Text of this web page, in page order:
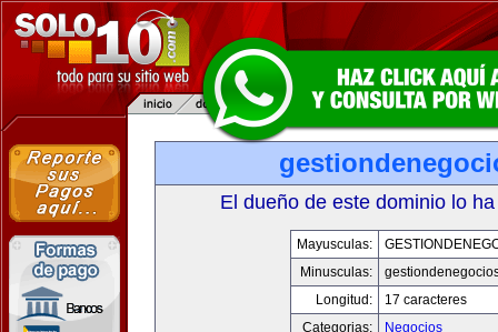
El dueño de este dominio lo
Mayusculas:
Minusculas:
Longitud:
17 caracteres
Categorias:
Negocios